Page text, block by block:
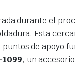
durante el
Esta
de apoyo
1099, un